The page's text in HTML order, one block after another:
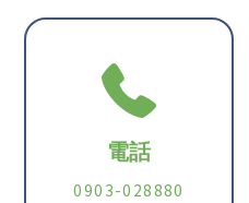
電話
0903-028880